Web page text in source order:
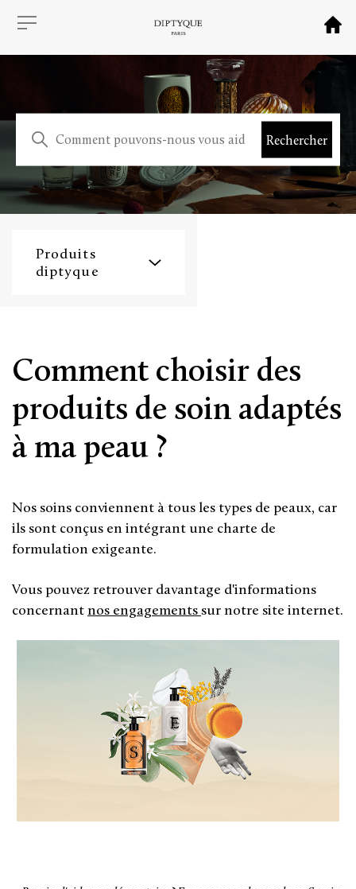
Produits
diptyque
Comment choisir des
produits de soin adaptés
à ma peau ?
Nos soins conviennent à tous les types de peaux, car
ils sont conçus en intégrant une charte de
formulation exigeante.
Vous pouvez retrouver davantage d'informations
concernantnos engagementssur notre site internet.